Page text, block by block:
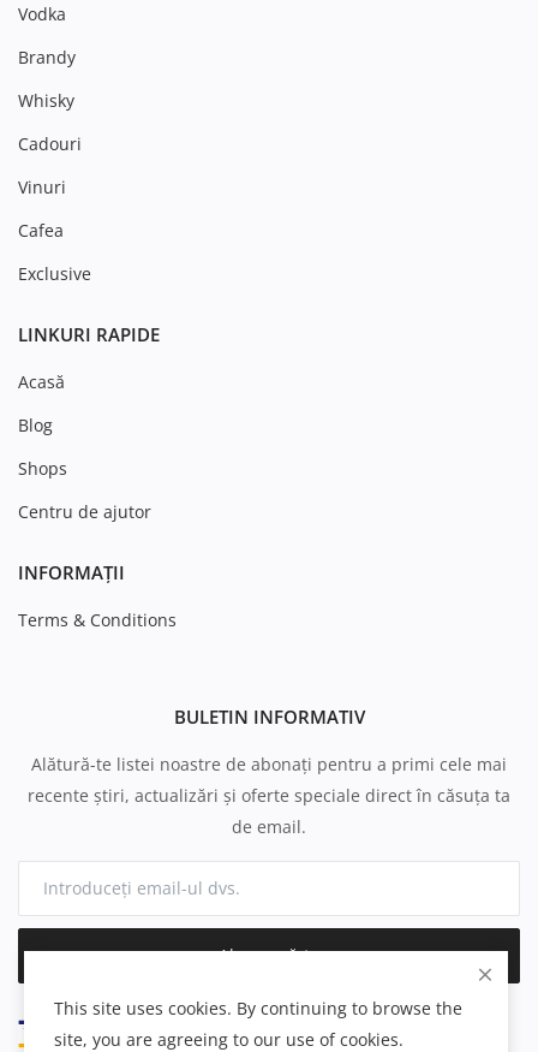
Vodka
Brandy
Whisky
Cadouri
Vinuri
Cafea
Exclusive
LINKURI RAPIDE
Acasă
Blog
Shops
Centru de ajutor
INFORMAȚII
Terms & Conditions
BULETIN INFORMATIV
Alătură-te listei noastre de abonați pentru a primi cele mai
recente știri, actualizări și oferte speciale direct în căsuța ta
de email.
Abonează-te
This site uses cookies. By continuing to browse the
site, you are agreeing to our use of cookies.